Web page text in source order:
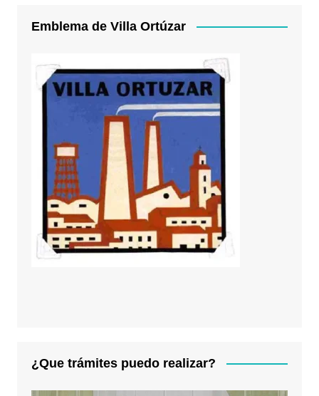
Emblema de Villa Ortúzar
¿Que trámites puedo realizar?